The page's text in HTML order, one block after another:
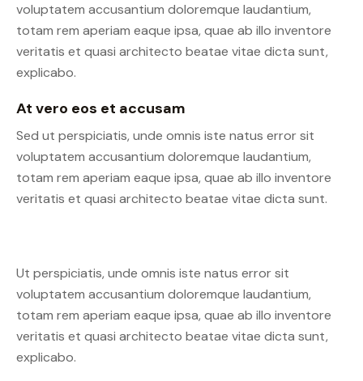
voluptatem accusantium doloremque laudantium,
totam rem aperiam eaque ipsa, quae ab illo inventore
veritatis et quasi architecto beatae vitae dicta sunt,
explicabo.
At vero eos et accusam
Sed ut perspiciatis, unde omnis iste natus error sit
voluptatem accusantium doloremque laudantium,
totam rem aperiam eaque ipsa, quae ab illo inventore
veritatis et quasi architecto beatae vitae dicta sunt.
Ut perspiciatis, unde omnis iste natus error sit
voluptatem accusantium doloremque laudantium,
totam rem aperiam eaque ipsa, quae ab illo inventore
veritatis et quasi architecto beatae vitae dicta sunt,
explicabo.